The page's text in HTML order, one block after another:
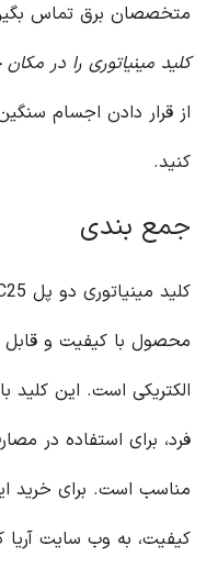
متخصصان برق تماس
کلید مینیاتوری را در
از قرار دادن اجسام
کنید.
جمع بندی
محصول با کیفیت و قابل
الکتریکی است. این کلید
فرد، برای استفاده در
مناسب است. برای خرید
کیفیت، به وب سایت آریا